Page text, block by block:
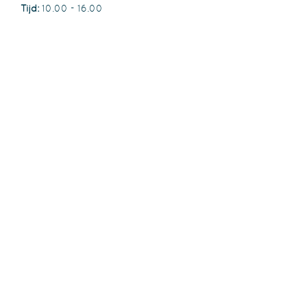
Tijd: 10.00 - 16.00